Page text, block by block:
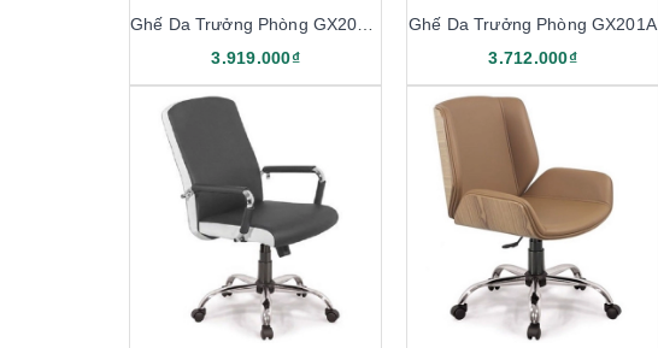
3.919.000₫
Ghế Da Trưởng Phòng GX201A
3.712.000₫